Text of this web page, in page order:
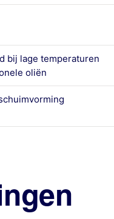
bij lage temperaturen
oliën